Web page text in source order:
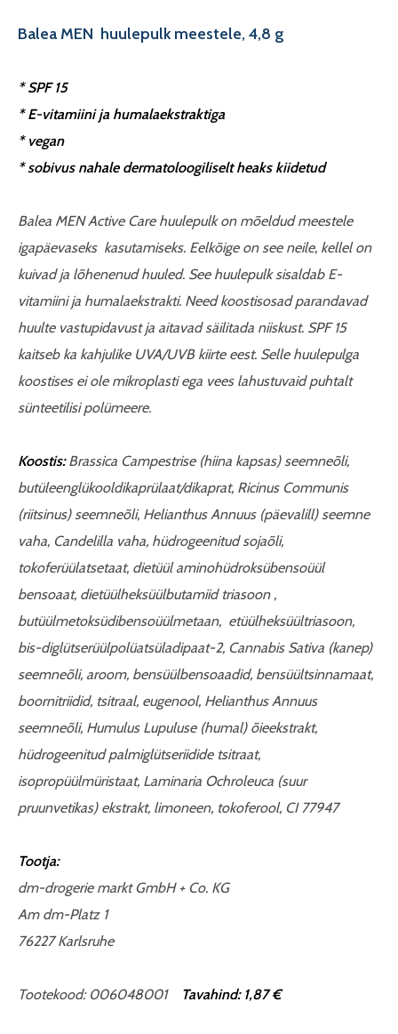
Balea MEN huulepulk meestele, 4,8 g
* SPF 15
* E-vitamiini ja humalaekstraktiga
* vegan
* sobivus nahale dermatoloogiliselt heaks kiidetud
Balea MEN Active Care huulepulk on mõeldud meestele
igapäevaseks kasutamiseks. Eelkõige on see neile, kellel on
kuivad ja lõhenenud huuled. See huulepulk sisaldab E-
vitamiini ja humalaekstrakti. Need koostisosad parandavad
huulte vastupidavust ja aitavad säilitada niiskust. SPF 15
kaitseb ka kahjulike UVA/UVB kiirte eest. Selle huulepulga
koostises ei ole mikroplasti ega vees lahustuvaid puhtalt
sünteetilisi polümeere.
Koostis:Brassica Campestrise (hiina kapsas) seemneõli,
butüleenglükooldikaprülaat/dikaprat, Ricinus Communis
(riitsinus) seemneõli, Helianthus Annuus (päevalill) seemne
vaha, Candelilla vaha, hüdrogeenitud sojaõli,
tokoferüülatsetaat, dietüül aminohüdroksübensoüül
bensoaat, dietüülheksüülbutamiid triasoon ,
butüülmetoksüdibensoüülmetaan, etüülheksüültriasoon,
bis-diglütserüülpolüatsüladipaat-2, Cannabis Sativa (kanep)
seemneõli, aroom, bensüülbensoaadid, bensüültsinnamaat,
boornitriidid, tsitraal, eugenool, Helianthus Annuus
seemneõli, Humulus Lupuluse (humal) õieekstrakt,
hüdrogeenitud palmiglütseriidide tsitraat,
isopropüülmüristaat, Laminaria Ochroleuca (suur
pruunvetikas) ekstrakt, limoneen, tokoferool, CI 77947
Tootja:
dm-drogerie markt GmbH + Co. KG
Am dm-Platz 1
76227 Karlsruhe
Tootekood: 006048001 Tavahind: 1,87 €